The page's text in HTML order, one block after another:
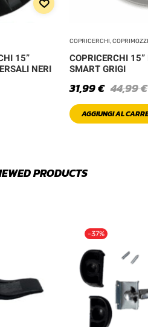
15”
NERI
COPRICERCHI, COPRIMOZZI
COPRICERCHI
SMART GRIGI
44,99€
31,99€
AGGIUNGI AL
PRODUCTS
-37%